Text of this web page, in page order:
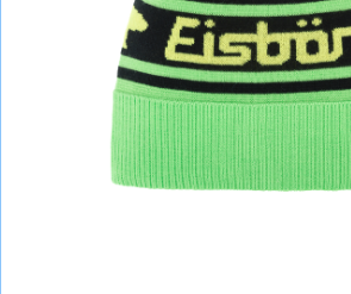
ВЕЛОСИПЕДИ
САМОКАТИ
ТЕНІС, БАДМІНТОН
ВОДНІ ВИДИ СПОРТУ
ТУРИЗМ